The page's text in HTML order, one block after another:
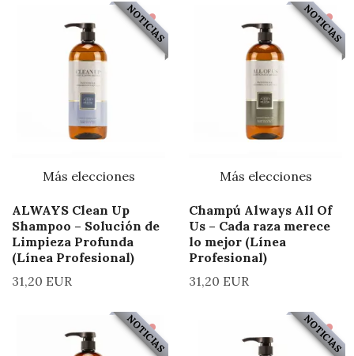
NOTICIAS
Más elecciones
ALWAYS Clean Up
Shampoo – Solución de
Limpieza Profunda
(Línea Profesional)
31,20 EUR
NOTICIAS
Más elecciones
Champú Always All Of
Us – Cada raza merece
lo mejor (Línea
Profesional)
31,20 EUR
NOTICIAS NOTICIAS